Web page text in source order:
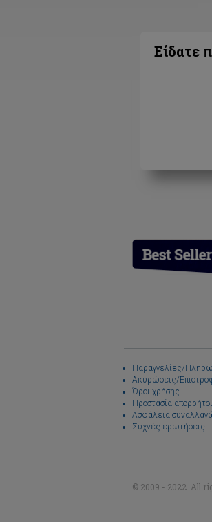
Είδατε
Παραγγελίες/
Ακυρώσεις/
Όροι χρήσης
Προστασία
Ασφάλεια
Συχνές ερωτήσεις
© 2009 - 2022. All